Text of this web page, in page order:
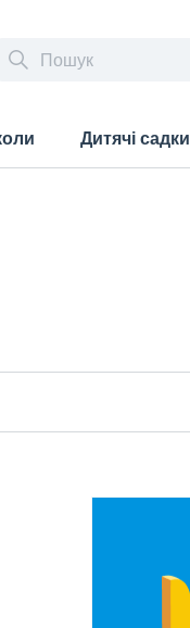
Дитячі садки